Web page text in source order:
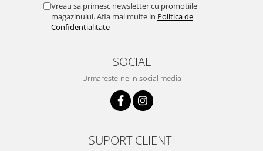
Stropitori
Folie si plase pt plante
Pentru Casa si Camping
Aragaze, plite, piese butelii de
Vreau sa primesc newsletter cu promotiile
magazinului. Afla mai multe in Politica de
Confidentialitate
SOCIAL
Urmareste-ne in social media
SUPORT CLIENTI